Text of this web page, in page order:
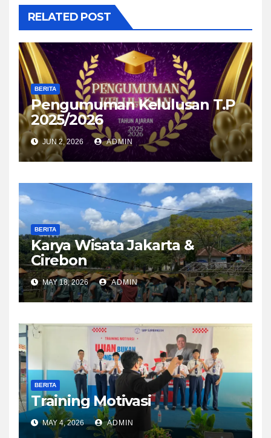
RELATED POST
BERITA
Pengumuman Kelulusan T.P
2025/2026
JUN 2, 2026 ADMIN
BERITA
Karya Wisata Jakarta &
Cirebon
MAY 18, 2026 ADMIN
BERITA
Training Motivasi
MAY 4, 2026 ADMIN